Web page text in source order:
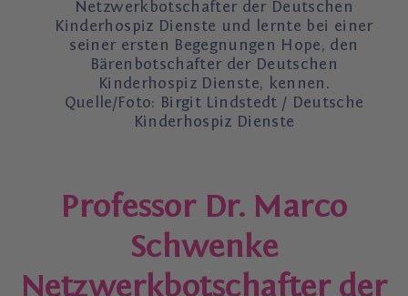
Netzwerkbotschafter der Deutschen
Kinderhospiz Dienste und lernte bei einer
seiner ersten Begegnungen Hope, den
Bärenbotschafter der Deutschen
Kinderhospiz Dienste, kennen.
Quelle/Foto: Birgit Lindstedt / Deutsche
Kinderhospiz Dienste
Professor Dr. Marco
Schwenke
Netzwerkbotschafter der